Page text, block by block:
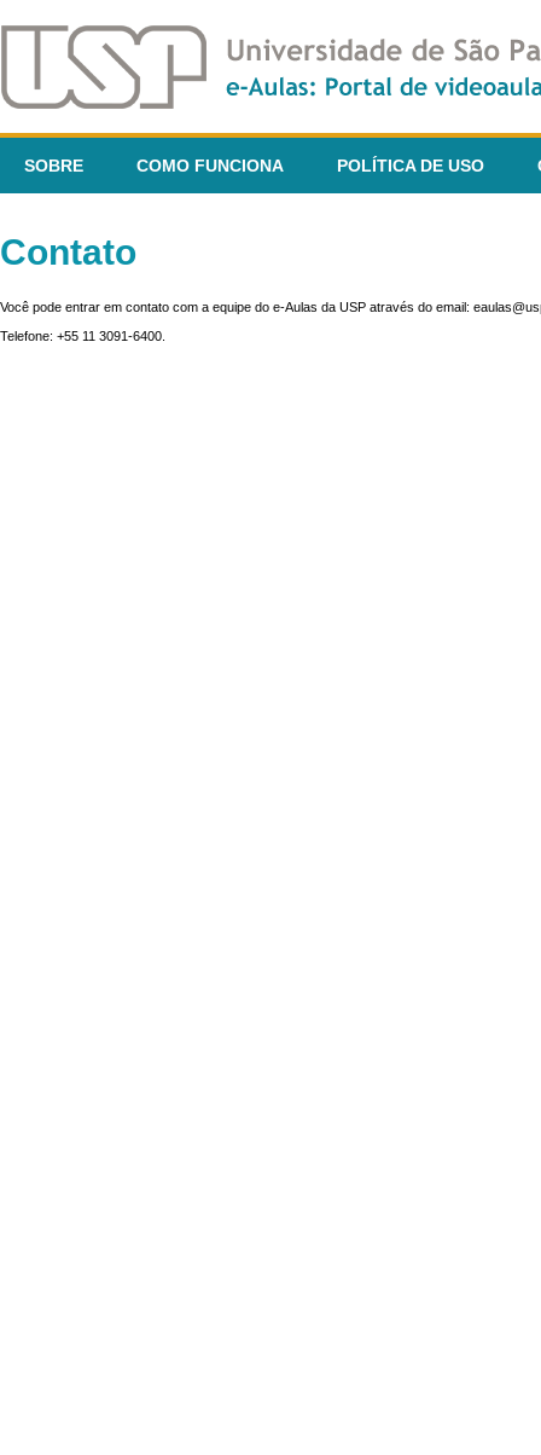
SOBRE COMO FUNCIONA POLÍTICA DE USO
Contato
Você pode entrar em contato com a equipe do e-Aulas da USP através do email:
Telefone: +55 11 3091-6400.